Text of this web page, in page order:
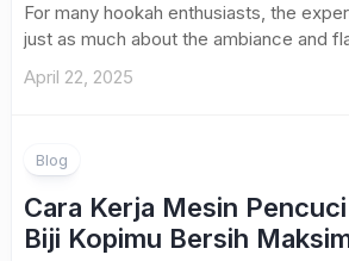
For many hookah enthusiasts, the
just as much about the ambiance and
April 22, 2025
Blog
Cara Kerja Mesin
Biji Kopimu Bersih